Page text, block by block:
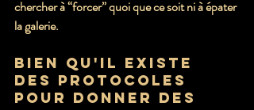
chercher à “forcer” quoi que ce soit ni à épater
la galerie.
Bien qu'il existe
des protocoles
pour donner des